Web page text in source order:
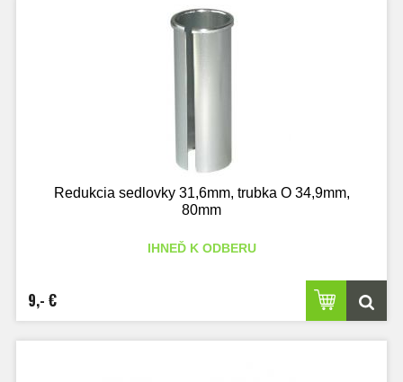
Redukcia sedlovky 31,6mm, trubka O 34,9mm,
80mm
IHNEĎ K ODBERU
9,- €